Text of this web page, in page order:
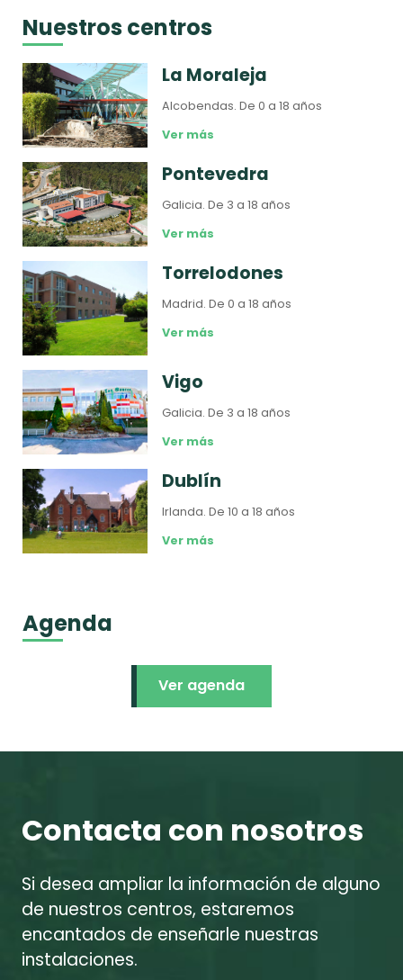
Nuestros centros
La Moraleja
Alcobendas.De 0 a 18 años
Ver más
Pontevedra
Galicia.De 3 a 18 años
Ver más
Torrelodones
Madrid.De 0 a 18 años
Ver más
Vigo
Galicia.De 3 a 18 años
Ver más
Dublín
Irlanda.De 10 a 18 años
Ver más
Agenda
Ver agenda
Contacta con nosotros
Si desea ampliar la información de alguno
de nuestros centros, estaremos
encantados de enseñarle nuestras
instalaciones.